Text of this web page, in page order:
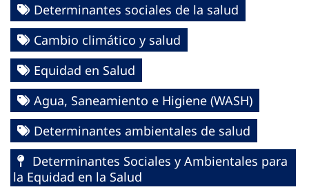
Determinantes sociales de la salud
Cambio climático y salud
Equidad en Salud
Agua, Saneamiento e Higiene (WASH)
Determinantes ambientales de salud
Determinantes Sociales y Ambientales para
la Equidad en la Salud